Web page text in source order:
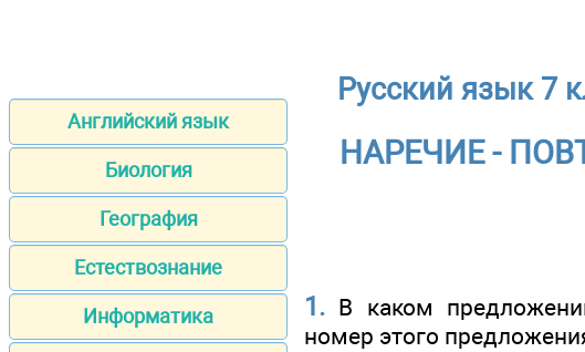
Английский язык
Биология
География
Естествознание
Информатика
Русский язык 7
НАРЕЧИЕ -
1. В каком
номер этого